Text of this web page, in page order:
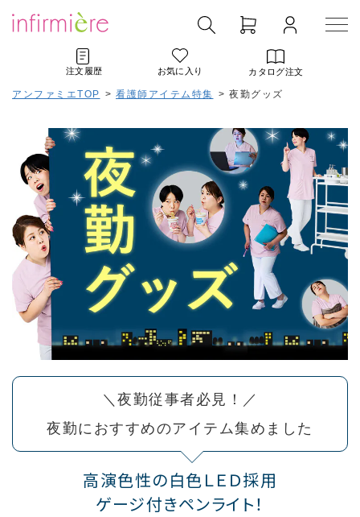
注文履歴 お気に入り カタログ注文
アンファミエTOP > 看護師アイテム特集 > 夜勤グッズ
＼夜勤従事者必見！／
夜勤におすすめのアイテム集めました
高演色性の白色ＬＥＤ採用
ゲージ付きペンライト！